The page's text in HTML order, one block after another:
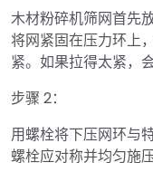
木材粉碎机筛网首先
将网紧固在压力环上
紧。如果拉得太紧，
步骤 2：
用螺栓将下压网环与
螺栓应对称并均匀施压